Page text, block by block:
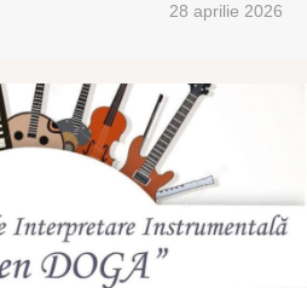
28 aprilie 2026